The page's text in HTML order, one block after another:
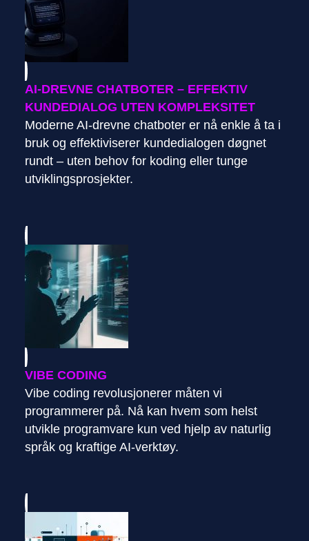
AI-DREVNE CHATBOTER – EFFEKTIV
KUNDEDIALOG UTEN KOMPLEKSITET
Moderne AI-drevne chatboter er nå enkle å ta i
bruk og effektiviserer kundedialogen døgnet
rundt – uten behov for koding eller tunge
utviklingsprosjekter.
VIBE CODING
Vibe coding revolusjonerer måten vi
programmerer på. Nå kan hvem som helst
utvikle programvare kun ved hjelp av naturlig
språk og kraftige AI-verktøy.